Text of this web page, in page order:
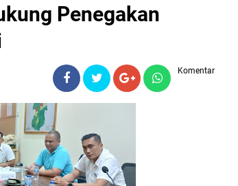
Penegakan
Komentar